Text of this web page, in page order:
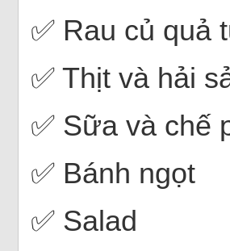
✅ Rau củ quả
✅ Thịt và hải
✅ Sữa và chế
✅ Bánh ngọt
✅ Salad